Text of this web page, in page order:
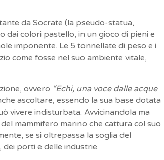
da Socrate (la pseudo-statua,
dai colori pastello, in un gioco di pieni e
imponente. Le 5 tonnellate di peso e i
come fosse nel suo ambiente vitale,
ovvero “Echi, una voce dalle acque
ascoltare, essendo la sua base dotata
vivere indisturbata. Avvicinandola ma
mammifero marino che cattura col suo
se si oltrepassa la soglia del
dei porti e delle industrie.